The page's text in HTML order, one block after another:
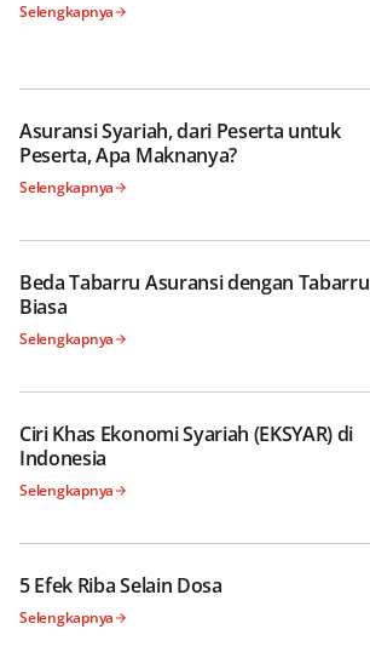
Selengkapnya
Asuransi Syariah, dari Peserta untuk
Peserta, Apa Maknanya?
Selengkapnya
Beda Tabarru Asuransi dengan Tabarru
Biasa
Selengkapnya
Ciri Khas Ekonomi Syariah (EKSYAR) di
Indonesia
Selengkapnya
5 Efek Riba Selain Dosa
Selengkapnya